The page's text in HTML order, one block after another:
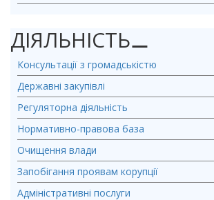
ДІЯЛЬНІСТЬ⚊
Консультації з громадськістю
Державні закупівлі
Регуляторна діяльність
Нормативно-правова база
Очищення влади
Запобігання проявам корупції
Адміністративні послуги